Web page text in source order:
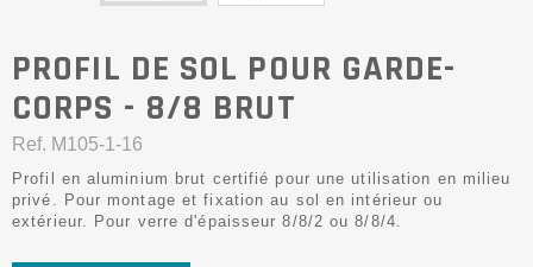
PROFIL DE SOL POUR GARDE-
CORPS - 8/8 BRUT
Ref. M105-1-16
Profil en aluminium brut certifié pour une utilisation en milieu
privé. Pour montage et fixation au sol en intérieur ou
extérieur. Pour verre d'épaisseur 8/8/2 ou 8/8/4.